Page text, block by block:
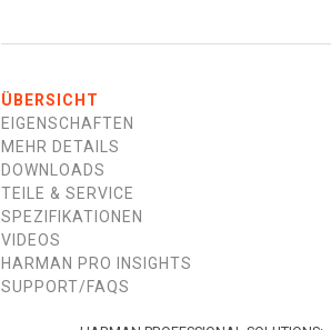
Garantie
Produktregistrierung
Service
ÜBERSICHT
EIGENSCHAFTEN
MEHR DETAILS
DOWNLOADS
TEILE & SERVICE
SPEZIFIKATIONEN
VIDEOS
HARMAN PRO INSIGHTS
SUPPORT/FAQS